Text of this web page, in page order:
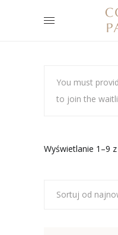
You must
to join the
Wyświetlanie 1–9
Sortuj od